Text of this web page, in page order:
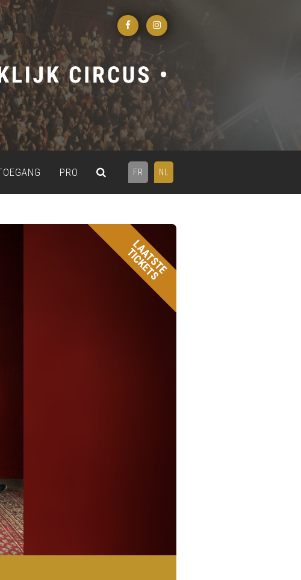
FR NL
PRO
LAATSTE
TICKETS